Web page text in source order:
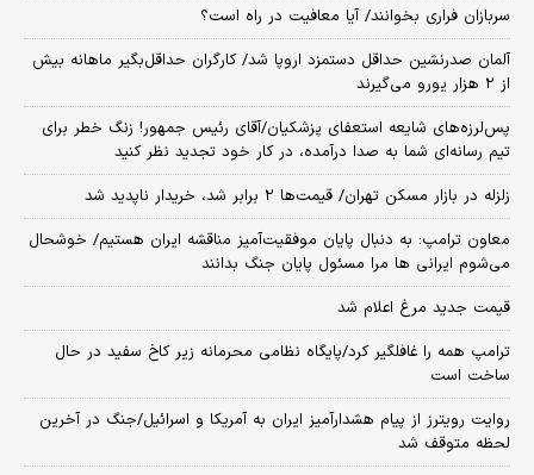
سربازان فراری بخوانند/ آیا معافیت در راه است؟
آلمان صدرنشین حداقل دستمزد اروپا شد/ کارگران حداقل‌بگیر ماهانه بیش
از ۲ هزار یورو می‌گیرند
پس‌لرزه‌های شایعه استعفای پزشکیان/آقای رئیس جمهور! زنگ خطر برای
تیم رسانه‌ای شما به صدا درآمده، در کار خود تجدید نظر کنید
زلزله در بازار مسکن تهران/ قیمت‌ها ۲ برابر شد، خریدار ناپدید شد
معاون ترامپ: به دنبال پایان موفقیت‌آمیز مناقشه ایران هستیم/ خوشحال
می‌شوم ایرانی ها مرا مسئول پایان جنگ بدانند
قیمت جدید مرغ اعلام شد
ترامپ همه را غافلگیر کرد/پایگاه نظامی محرمانه زیر کاخ سفید در حال
ساخت است
روایت رویترز از پیام هشدارآمیز ایران به آمریکا و اسرائیل/جنگ در آخرین
لحظه متوقف شد